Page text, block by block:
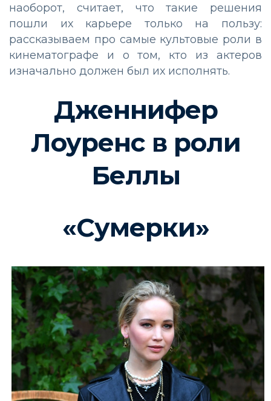
наоборот, считает, что такие решения
пошли их карьере только на пользу:
рассказываем про самые культовые роли в
кинематографе и о том, кто из актеров
изначально должен был их исполнять.
Дженнифер
Лоуренс в роли
Беллы
«Сумерки»